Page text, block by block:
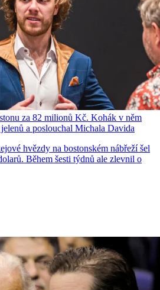
za 82 milionů Kč. Kohák v něm
a poslouchal Michala Davida
hvězdy na bostonském nábřeží šel
Během šesti týdnů ale zlevnil o